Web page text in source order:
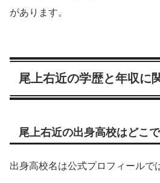
があります。
尾上右近の学歴と年収に
尾上右近の出身高校はどこ
出身高校名は公式プロフィールで